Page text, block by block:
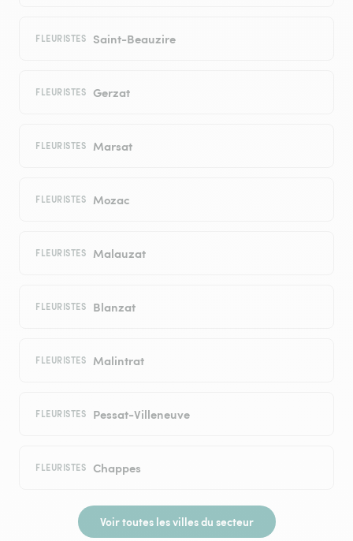
FLEURISTES Saint-Beauzire
FLEURISTES Gerzat
FLEURISTES Marsat
FLEURISTES Mozac
FLEURISTES Malauzat
FLEURISTES Blanzat
FLEURISTES Malintrat
FLEURISTES Pessat-Villeneuve
FLEURISTES Chappes
Voir toutes les villes du secteur